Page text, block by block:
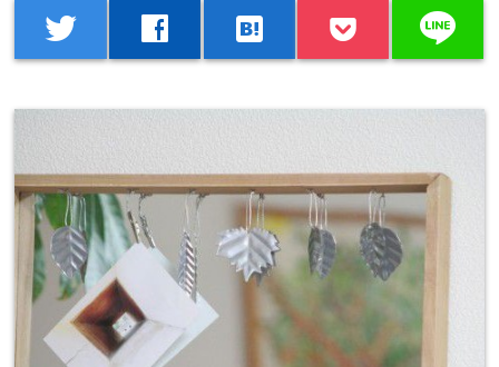
twitter facebook hatenabookmark line